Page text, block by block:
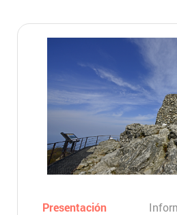
Presentación